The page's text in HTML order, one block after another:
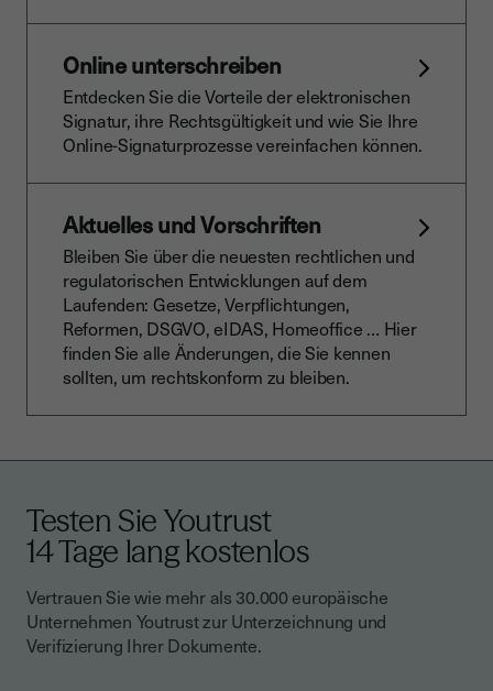
Online unterschreiben
Entdecken Sie die Vorteile der elektronischen
Signatur, ihre Rechtsgültigkeit und wie Sie Ihre
Online-Signaturprozesse vereinfachen können.
Aktuelles und Vorschriften
Bleiben Sie über die neuesten rechtlichen und
regulatorischen Entwicklungen auf dem
Laufenden: Gesetze, Verpflichtungen,
Reformen, DSGVO, eIDAS, Homeoffice … Hier
finden Sie alle Änderungen, die Sie kennen
sollten, um rechtskonform zu bleiben.
Testen Sie Youtrust
14 Tage lang kostenlos
Vertrauen Sie wie mehr als 30.000 europäische
Unternehmen Youtrust zur Unterzeichnung und
Verifizierung Ihrer Dokumente.